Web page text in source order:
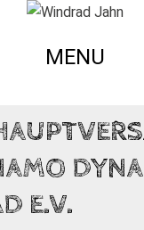
MENU
E.V.